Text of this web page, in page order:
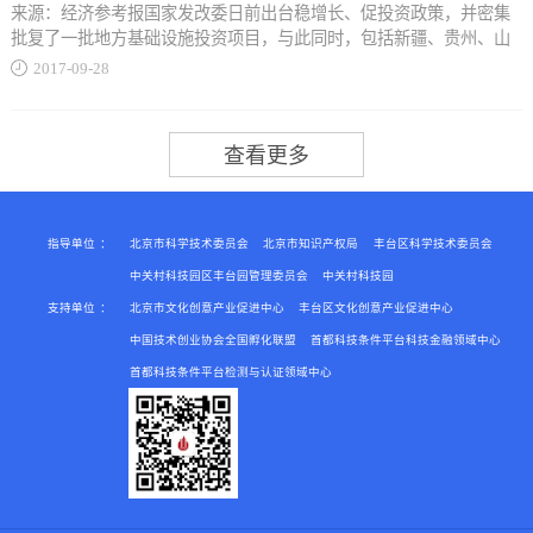
焦规划目标，形成资金合力，针对城镇化与城市发展领域制约经济和
计划任务部署的新机制。此外，《规划》要求积极探索科技创新与金
从事个体经营的，在3年内按每户每年8000元为限额依次扣减其当年实
际应缴纳...
税。 此外，对商贸企业、服务型企业、劳动就业服务企业中的加工型
企业和街道社区具有加工性质的小型企业实体，在新增加的岗位中，
当年新招用在人力资源社会保障部门公共就业服务机构登记失业半年
上期限劳动合同并依法缴纳社会保险费的，在3年内按实际招用人数予
以定额依次扣减增值税、城市维护建设税、教育费附加、地方教育附
来源：经济参考报国家发改委日前出台稳增长、促投资政策，并密集
批复了一批地方基础设施投资项目，与此同时，包括新疆、贵州、山
东、黑龙江、湖北等多省也陆续出台各项促投资政策，其中，运用PPP
策，并密集批复了一批地方基础设施投资项目，与此同时，包括新
疆、贵州、山东、黑龙江、湖北等多省也陆续出台各项促投资政策，
其中，运用PPP模式推进民间投资增长成为重点。专家表示，预计固定
来，中央和地方各级政府...
都积极推进有效投资。发改委近来连续批复了乌鲁木齐机场改扩建工
程项目、新建广西玉林民用机场项目、新建上海至南通铁路太仓至四
团段等建设项目，总投资达到近800亿元。7月份，发改委共审批核准
固定资产投资项目22个，总投资1655亿元。而截至今年6月底，13大类
重大工程包已累计完成投资9.9万亿元，开工58个专项、601个项
目。 与此同时，各地方政府近日也陆续推出各种促投资相关政策。日
前，新疆维吾尔自治区伊犁州PPP引导基金正式签约成立，成为全疆首
支由地州投放的PPP引导基金。基金将为基础设施和公共服务领域的重
2017-09-28
指导单位 ： 北京市科学技术委员会 北京市知识产权局 丰台区科学技术委员会
中关村科技园区丰台园管理委员会 中关村科技园
支持单位 ： 北京市文化创意产业促进中心 丰台区文化创意产业促进中心
中国技术创业协会全国孵化联盟 首都科技条件平台科技金融领域中心
首都科技条件平台检测与认证领域中心